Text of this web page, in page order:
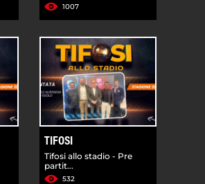
1007
TIFOSI
Tifosi allo stadio - Pre
partit...
532